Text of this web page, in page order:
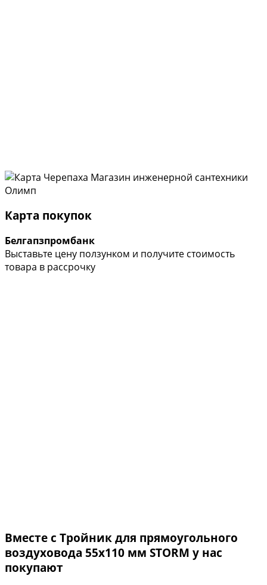
Карта покупок
Белгапзпромбанк
Выставьте цену ползунком и получите стоимость
товара в рассрочку
Вместе с Тройник для прямоугольного
воздуховода 55х110 мм STORM у нас
покупают